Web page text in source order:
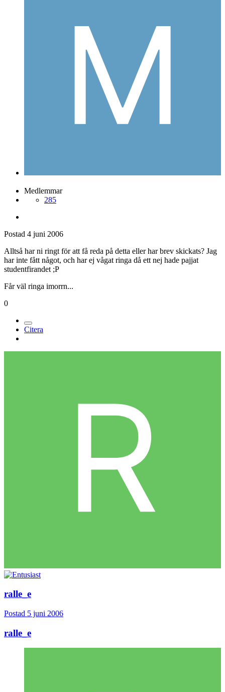
Medlemmar
285
Postad 4 juni 2006
Alltså har ni ringt för att få reda på detta eller har brev skickats? Jag
har inte fått något, och har ej vågat ringa då ett nej hade pajjat
studentfirandet ;P
Får väl ringa imorrn...
0
Citera
ralle_e
Postad 5 juni 2006
ralle_e